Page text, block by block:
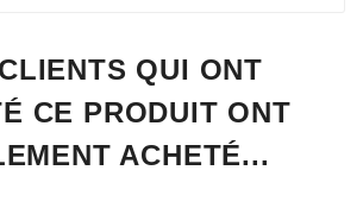
QUI ONT
CE PRODUIT ONT
ACHETÉ...